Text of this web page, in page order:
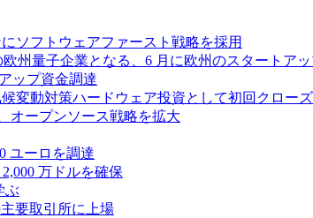
ソフトウェアファースト戦略を採用
州量子企業となる、6 月に欧州のスタートア
ップ資金調達
変動対策ハードウェア投資として初回クロー
オープンソース戦略を拡大
ユーロを調達
万ドルを確保
ぶ
要取引所に上場